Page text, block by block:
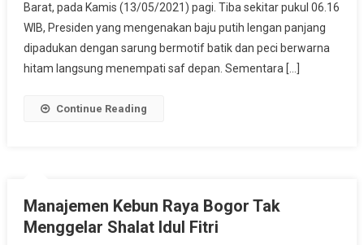
Fitri
Di
Halaman
Istana
Barat, pada Kamis (13/05/2021) pagi. Tiba sekitar pukul 06.16
WIB, Presiden yang mengenakan baju putih lengan panjang
dipadukan dengan sarung bermotif batik dan peci berwarna
hitam langsung menempati saf depan. Sementara […]
Continue Reading
Manajemen Kebun Raya Bogor Tak
Menggelar Shalat Idul Fitri